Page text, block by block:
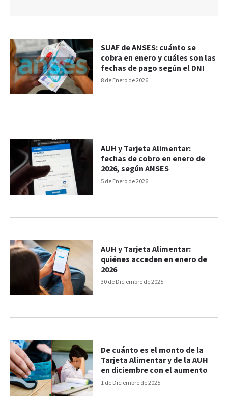
8 de Enero de 2026
SUAF de ANSES: cuánto se
cobra en enero y cuáles son las
fechas de pago según el DNI
5 de Enero de 2026
AUH y Tarjeta Alimentar:
fechas de cobro en enero de
2026, según ANSES
30 de Diciembre de 2025
AUH y Tarjeta Alimentar:
quiénes acceden en enero de
2026
1 de Diciembre de 2025
De cuánto es el monto de la
Tarjeta Alimentar y de la AUH
en diciembre con el aumento